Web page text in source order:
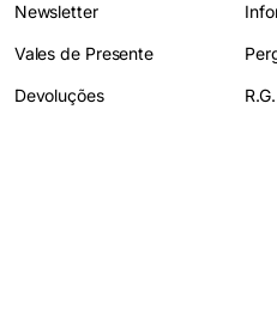
Newsletter
Vales de Presente
Devoluções